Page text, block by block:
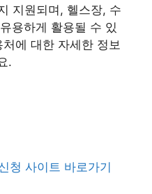
지원되며, 헬스장, 수
용하게 활용될 수 있
에 대한 자세한 정보
.
청 사이트 바로가기